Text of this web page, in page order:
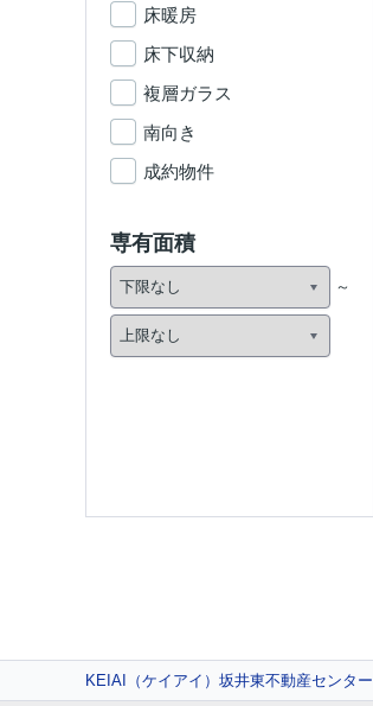
床暖房
床下収納
複層ガラス
南向き
成約物件
専有面積
KEIAI（ケイアイ）坂井東不動産センター